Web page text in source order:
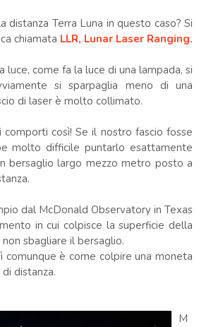
distanza Terra Luna in questo caso? Si
chiamata LLR, Lunar Laser Ranging.
luce, come fa la luce di una lampada, si
si sparpaglia meno di una
di laser è molto collimato.
così! Se il nostro fascio fosse
molto difficile puntarlo esattamente
bersaglio largo mezzo metro posto a
dal McDonald Observatory in Texas
in cui colpisce la superficie della
sbagliare il bersaglio.
comunque è come colpire una moneta
distanza.
M